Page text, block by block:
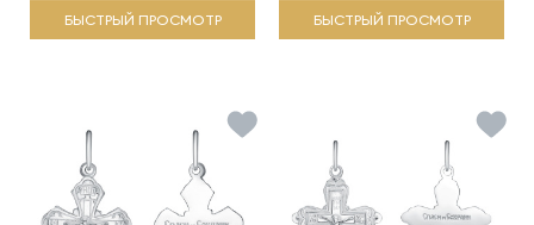
БЫСТРЫЙ ПРОСМОТР БЫСТРЫЙ ПРОСМОТР